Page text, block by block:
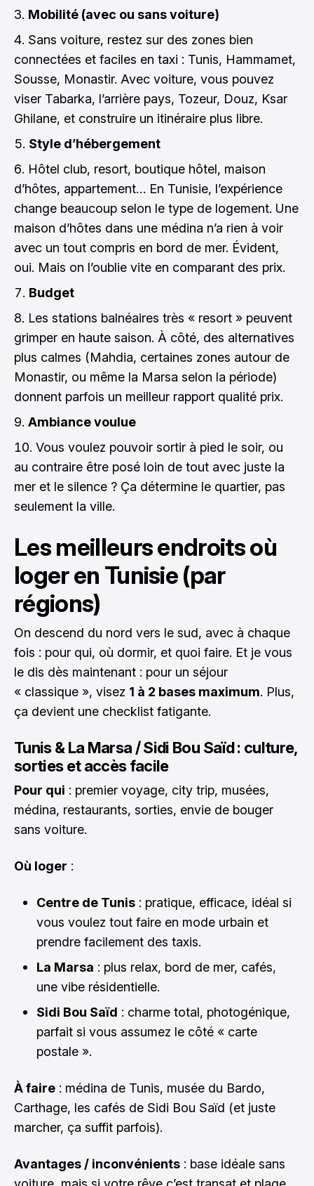
Mobilité (avec ou sans voiture)
Sans voiture, restez sur des zones bien
connectées et faciles en taxi : Tunis, Hammamet,
Sousse, Monastir. Avec voiture, vous pouvez
viser Tabarka, l’arrière pays, Tozeur, Douz, Ksar
Ghilane, et construire un itinéraire plus libre.
Style d’hébergement
Hôtel club, resort, boutique hôtel, maison
d’hôtes, appartement… En Tunisie, l’expérience
change beaucoup selon le type de logement. Une
maison d’hôtes dans une médina n’a rien à voir
avec un tout compris en bord de mer. Évident,
oui. Mais on l’oublie vite en comparant des prix.
Budget
Les stations balnéaires très « resort » peuvent
grimper en haute saison. À côté, des alternatives
plus calmes (Mahdia, certaines zones autour de
Monastir, ou même la Marsa selon la période)
donnent parfois un meilleur rapport qualité prix.
Ambiance voulue
Vous voulez pouvoir sortir à pied le soir, ou
au contraire être posé loin de tout avec juste la
mer et le silence ? Ça détermine le quartier, pas
seulement la ville.
Les meilleurs endroits où
loger en Tunisie (par
régions)
On descend du nord vers le sud, avec à chaque
fois : pour qui, où dormir, et quoi faire. Et je vous
le dis dès maintenant : pour un séjour
« classique », visez 1 à 2 bases maximum. Plus,
ça devient une checklist fatigante.
Tunis & La Marsa / Sidi Bou Saïd : culture,
sorties et accès facile
Pour qui : premier voyage, city trip, musées,
médina, restaurants, sorties, envie de bouger
sans voiture.
Où loger :
Centre de Tunis : pratique, efficace, idéal si
vous voulez tout faire en mode urbain et
prendre facilement des taxis.
La Marsa : plus relax, bord de mer, cafés,
une vibe résidentielle.
Sidi Bou Saïd : charme total, photogénique,
parfait si vous assumez le côté « carte
postale ».
À faire : médina de Tunis, musée du Bardo,
Carthage, les cafés de Sidi Bou Saïd (et juste
marcher, ça suffit parfois).
Avantages / inconvénients : base idéale sans